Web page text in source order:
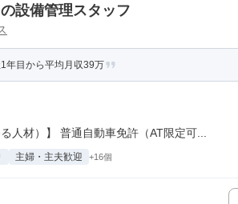
設備管理スタッフ
年目から平均月収39万
人材）】 普通自動車免許（AT限定可...
主婦・主夫歓迎 +16個